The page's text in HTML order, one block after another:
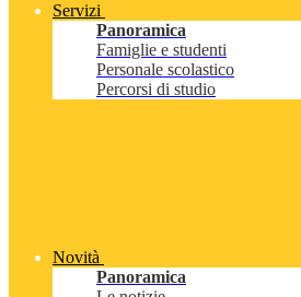
Servizi
Panoramica
Famiglie e studenti
Personale scolastico
Percorsi di studio
Novità
Panoramica